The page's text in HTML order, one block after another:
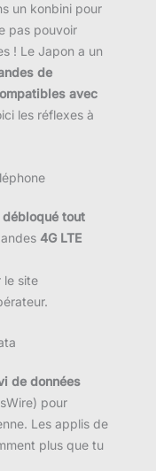
un konbini pour
pas pouvoir
! Le Japon a un
de
avec
les réflexes à
débloqué tout
4G LTE
le site
de données
pour
Les applis de
plus que tu